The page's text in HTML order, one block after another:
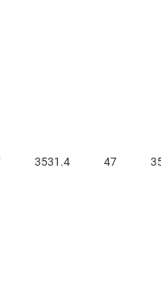
3531.4 47